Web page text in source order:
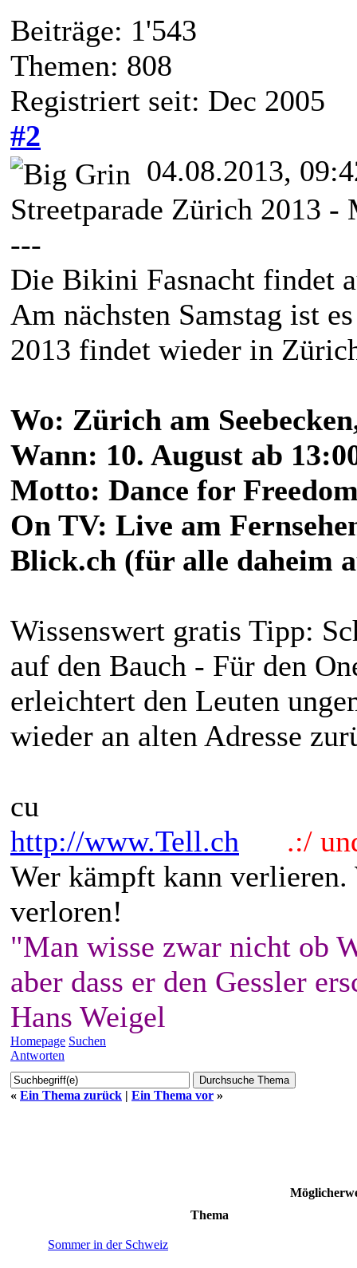
Beiträge: 1'543
Themen: 808
Registriert seit: Dec 2005
#2
04.08.2013,
Streetparade Zürich 2013
---
Die Bikini Fasnacht findet
Am nächsten Samstag ist
2013 findet wieder in
Wo: Zürich am
Wann: 10. August ab
Motto: Dance for
On TV: Live am
Blick.ch (für alle daheim
Wissenswert gratis Tipp:
auf den Bauch - Für den
erleichtert den Leuten
wieder an alten Adresse
cu
http://www.Tell.ch
.:/
Wer kämpft kann
verloren!
"Man wisse zwar nicht ob
aber dass er den Gessler
Hans Weigel
Homepage Suchen
Antworten
« Ein Thema zurück | Ein Thema vor »
Thema
Sommer in der Schweiz